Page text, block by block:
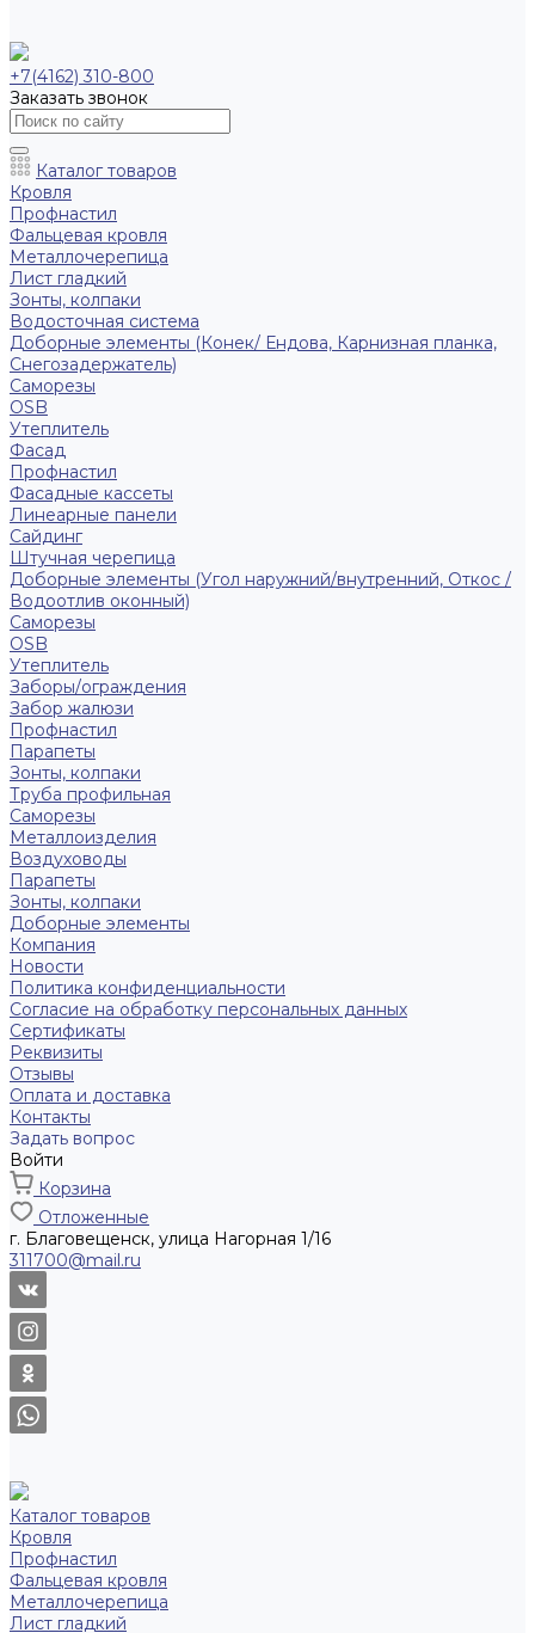
+7(4162) 310-800
Заказать звонок
Каталог товаров
Кровля
Профнастил
Фальцевая кровля
Металлочерепица
Лист гладкий
Зонты, колпаки
Водосточная система
Доборные элементы (Конек/ Ендова, Карнизная планка,
Снегозадержатель)
Саморезы
ОSB
Утеплитель
Фасад
Профнастил
Фасадные кассеты
Линеарные панели
Сайдинг
Штучная черепица
Доборные элементы (Угол наружний/внутренний, Откос /
Водоотлив оконный)
Саморезы
OSB
Утеплитель
Заборы/ограждения
Забор жалюзи
Профнастил
Парапеты
Зонты, колпаки
Труба профильная
Саморезы
Металлоизделия
Воздуховоды
Парапеты
Зонты, колпаки
Доборные элементы
Компания
Новости
Политика конфиденциальности
Согласие на обработку персональных данных
Сертификаты
Реквизиты
Отзывы
Оплата и доставка
Контакты
Задать вопрос
Войти
Корзина
Отложенные
г. Благовещенск, улица Нагорная 1/16
311700@mail.ru
Каталог товаров
Кровля
Профнастил
Фальцевая кровля
Металлочерепица
Лист гладкий